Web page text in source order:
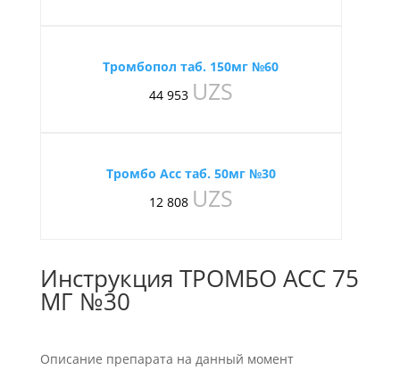
Тромбопол таб. 150мг №60
44 953 UZS
Тромбо Асс таб. 50мг №30
12 808 UZS
Инструкция ТРОМБО АСС 75
МГ №30
Описание препарата на данный момент